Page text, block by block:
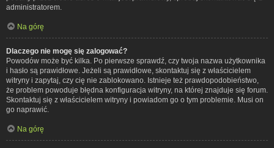
administratorem.
Na górę
Dlaczego nie mogę się zalogować?
Powodów może być kilka. Po pierwsze sprawdź, czy twoja nazwa użytkownika
i hasło są prawidłowe. Jeżeli są prawidłowe, skontaktuj się z właścicielem
witryny i zapytaj, czy cię nie zablokowano. Istnieje też prawdopodobieństwo,
że problem powoduje błędna konfiguracja witryny, na której znajduje się forum.
Skontaktuj się z właścicielem witryny i powiadom go o tym problemie. Musi on
go naprawić.
Na górę